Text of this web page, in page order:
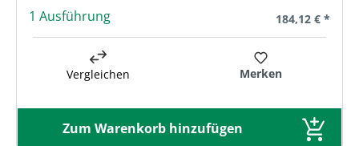
1 Ausführung Regulärer
184,12 € *
Vergleichen Merken
Zum Warenkorb hinzufügen